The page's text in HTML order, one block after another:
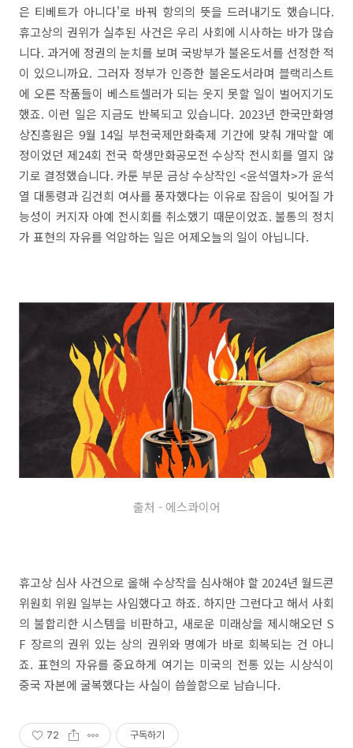
은 티베트가 아니다'로 바꿔 항의의 뜻을 드러내기도 했습니다.
휴고상의 권위가 실추된 사건은 우리 사회에 시사하는 바가 많습
니다. 과거에 정권의 눈치를 보며 국방부가 불온도서를 선정한 적
이 있으니까요. 그러자 정부가 인증한 불온도서라며 블랙리스트
에 오른 작품들이 베스트셀러가 되는 웃지 못할 일이 벌어지기도
했죠. 이런 일은 지금도 반복되고 있습니다. 2023년 한국만화영
상진흥원은 9월 14일 부천국제만화축제 기간에 맞춰 개막할 예
정이었던 제24회 전국 학생만화공모전 수상작 전시회를 열지 않
기로 결정했습니다. 카툰 부문 금상 수상작인 <윤석열차>가 윤석
열 대통령과 김건희 여사를 풍자했다는 이유로 잡음이 빚어질 가
능성이 커지자 아예 전시회를 취소했기 때문이었죠. 불통의 정치
가 표현의 자유를 억압하는 일은 어제오늘의 일이 아닙니다.
출처 - 에스콰이어
휴고상 심사 사건으로 올해 수상작을 심사해야 할 2024년 월드콘
위원회 위원 일부는 사임했다고 하죠. 하지만 그런다고 해서 사회
의 불합리한 시스템을 비판하고, 새로운 미래상을 제시해오던 S
F 장르의 권위 있는 상의 권위와 명예가 바로 회복되는 건 아니
죠. 표현의 자유를 중요하게 여기는 미국의 전통 있는 시상식이
중국 자본에 굴복했다는 사실이 씁쓸함으로 남습니다.
72 구독하기